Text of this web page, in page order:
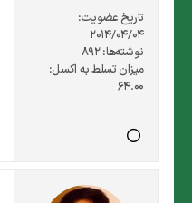
تاریخ عضویت:
2014/04/04
نوشته‌ها:892
میزان تسلط به اکسل:
64.00